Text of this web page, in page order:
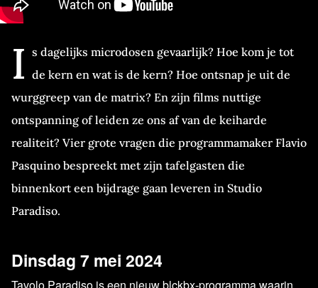
I s dagelijks microdosen gevaarlijk? Hoe kom je tot
de kern en wat is de kern? Hoe ontsnap je uit de
wurggreep van de matrix? En zijn films nuttige
ontspanning of leiden ze ons af van de keiharde
realiteit? Vier grote vragen die programmamaker Flavio
Pasquino bespreekt met zijn tafelgasten die
binnenkort een bijdrage gaan leveren in Studio
Paradiso.
Dinsdag 7 mei 2024